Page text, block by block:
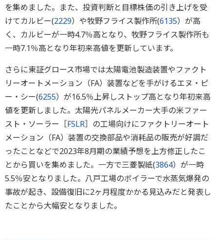
を集めました。また、投資判断と目標株価の引き上げを受
けてカルビー(2229）や牧野フライス製作所(6135）が高
く、カルビーが一時4.7％高となり、牧野フライス製作所も
一時7.1％高となり年初来高値を更新しています。
さらに東証グロース市場では太陽電池製造装置やファクト
リーオートメーション（FA）装置などを手がけるエヌ・ピ
ー・シー(6255）が16.5％上昇しストップ高となり年初来高
値を更新しました。太陽光パネルメーカー大手の米ファー
スト・ソーラー［FSLR］の工場向けにファクトリーオート
メーション（FA）装置の交換部品や消耗品の販売が好調だ
ったことなどで2023年8月期の業績予想を上方修正したこ
とから買いを集めました。一方で三菱製紙(3864）が一時
5.5％安となりました。八戸工場のボイラーで水蒸気爆発の
事故が起き、設備復旧に2ヶ月程度かかる見込みだと発表し
たことから大幅安となりました。